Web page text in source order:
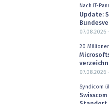
Nach IT-
Update:
07.08.2026
20
07.08.2026
Syndicom